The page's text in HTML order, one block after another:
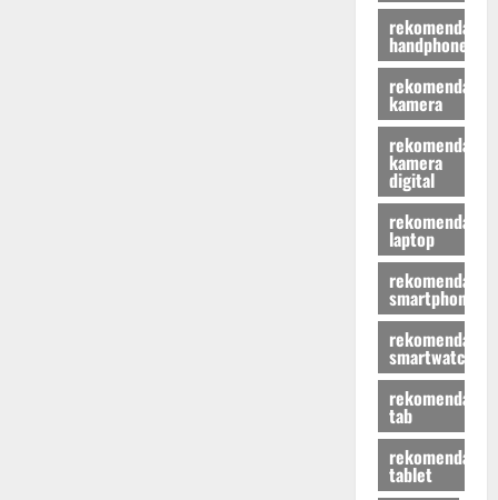
rekomendasi
handphone
rekomendasi
kamera
rekomendasi
kamera
digital
rekomendasi
laptop
rekomendasi
smartphone
rekomendasi
smartwatch
rekomendasi
tab
rekomendasi
tablet